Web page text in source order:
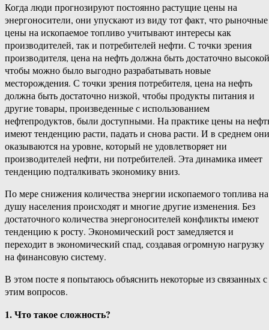
Когда люди прогнозируют постоянно растущие цены на
энергоносители, они упускают из виду тот факт, что рыночные
цены на ископаемое топливо учитывают интересы как
производителей, так и потребителей нефти. С точки зрения
производителя, цена на нефть должна быть достаточно
чтобы можно было выгодно разрабатывать новые
месторождения. С точки зрения потребителя, цена на нефть
должна быть достаточно низкой, чтобы продукты питания и
другие товары, произведенные с использованием
нефтепродуктов, были доступными. На практике цены на
имеют тенденцию расти, падать и снова расти. И в среднем они
оказываются на уровне, который не удовлетворяет ни
производителей нефти, ни потребителей. Эта динамика имеет
тенденцию подталкивать экономику вниз.
По мере снижения количества энергии ископаемого топлива на
душу населения происходят и многие другие изменения. Без
достаточного количества энергоносителей конфликты имеют
тенденцию к росту. Экономический рост замедляется и
переходит в экономический спад, создавая огромную нагрузку
на финансовую систему.
В этом посте я попытаюсь объяснить некоторые из связанных с
этим вопросов.
1. Что такое сложность?